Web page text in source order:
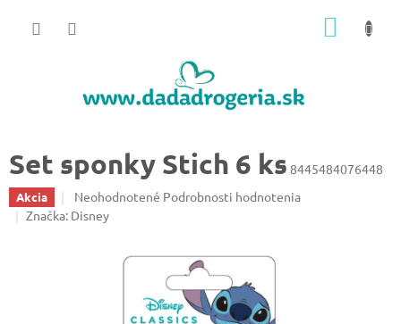
Set sponky Stich 6 ks 8445484076448
Akcia
Priemerné
hodnotenie
hviezdičiek.
Neohodnotené Podrobnosti hodnotenia
Značka: Disney